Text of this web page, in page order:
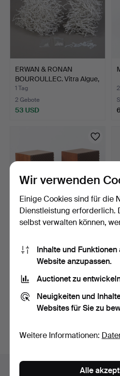
ERWAN & RONAN
BOUROULLEC. Vitra Algue,
ca.…
1 Tag
2 Gebote
53 USD
5 Tage
9 Gebote
211 USD
Suche speichern
Archivsuchen.
Objekte in Schweden
Wir verwenden
Einige Cookies sind für die
Dienstleistung erforderlich.
selbst verwalten können,
Inhalte und
Website anzupassen.
Auctionet zu
Neuigkeiten und
Websites für Sie zu
Weitere Informationen:
Alle